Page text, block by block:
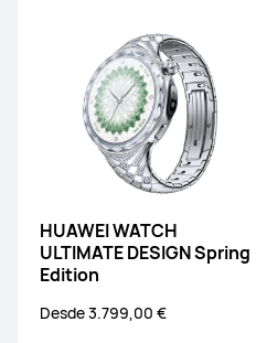
HUAWEI WATCH
ULTIMATE DESIGN Spring
Edition
Desde 3.799,00 €